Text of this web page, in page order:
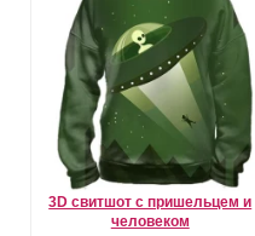
3D свитшот с пришельцем и
человеком